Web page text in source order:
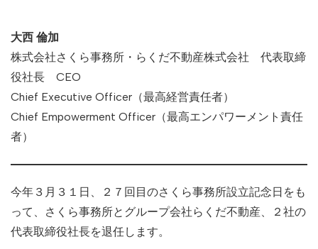
大西 倫加
株式会社さくら事務所・らくだ不動産株式会社 代表取締
役社長 CEO
Chief Executive Officer（最高経営責任者）
Chief Empowerment Officer（最高エンパワーメント責任
者）
今年３月３１日、２７回目のさくら事務所設立記念日をも
って、さくら事務所とグループ会社らくだ不動産、２社の
代表取締役社長を退任します。